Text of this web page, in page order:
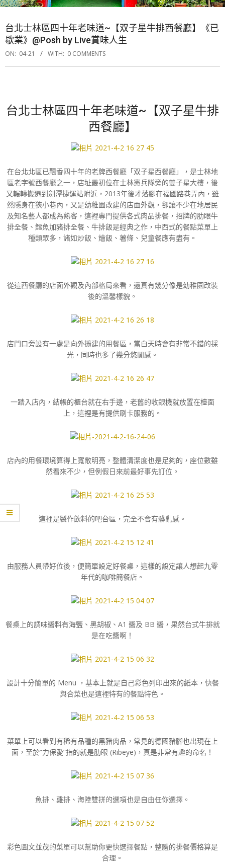
台北士林區四十年老味道~【双子星牛排西餐廳】《已
歇業》@Posh by Live賞味人生
ON: 04-21 WITH: 0 COMMENTS
台北士林區四十年老味道~【双子星牛排
西餐廳】
在台北北區已飄香四十年的老牌西餐廳「双子星西餐廳」，是士林地
區老字號西餐廳之一，店址最初位在士林憲兵隊旁的雙子星大樓，後
又輾轉搬遷到劍潭捷運站附近，2013年後才落腳在福國路巷弄內，雖
然隱身在狹小巷內，又是幼稚園改建的店面外觀，卻讓不少在地居民
及知名藝人都成為熟客，這裡專門提供各式肉品排餐，招牌的肋眼牛
排全餐、鱈魚加豬排全餐、牛排飯是經典之作，中西式的餐點菜單上
種類眾多，諸如炒飯、燴飯、薯條、兒童餐應有盡有。
從這西餐廳的店面外觀及內部格局來看，還真有幾分像是幼稚園改裝
後的溫馨樣貌。
店門口旁設有一處是向外擴建的用餐區，當白天時會有非常不錯的採
光，同時也多了幾分悠閒感。
一踏入店內，結帳的櫃台就在右手邊，老舊的收銀機就放置在檯面
上，這裡是有提供刷卡服務的。
店內的用餐環境算得上寬敞明亮，整體清潔度也是足夠的，座位數雖
然看來不少，但例假日來前最好事先訂位。
這裡是製作飲料的吧台區，完全不會有髒亂感。
由服務人員帶好位後，便簡單設定好餐桌，這樣的設定讓人想起九零
年代的咖啡簡餐店。
餐桌上的調味醬料有海鹽、黑胡椒、A1 醬及 BB 醬，果然台式牛排就
是在吃醬啊！
設計十分簡單的 Menu ，基本上就是自己彩色列印出來的紙本，快餐
與合菜也是這裡特有的餐點特色。
菜單上可以看到有稀有品種的黑豬肉品，常見的德國豬腳也出現在上
面，至於”力保愛”指的就是肋眼 (Ribeye)，真是非常有趣的命名！
魚排、雞排、海陸雙拼的選項也是自由任你選擇。
彩色圖文並茂的菜單可以幫助你更快選擇餐點，整體的排餐價格算是
合理。